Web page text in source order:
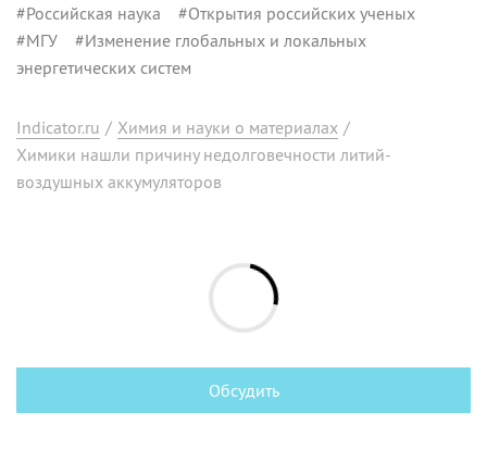
#Российская наука #Открытия российских ученых
#МГУ #Изменение глобальных и локальных
энергетических систем
Indicator.ru / Химия и науки о материалах /
Химики нашли причину недолговечности литий-
воздушных аккумуляторов
Обсудить